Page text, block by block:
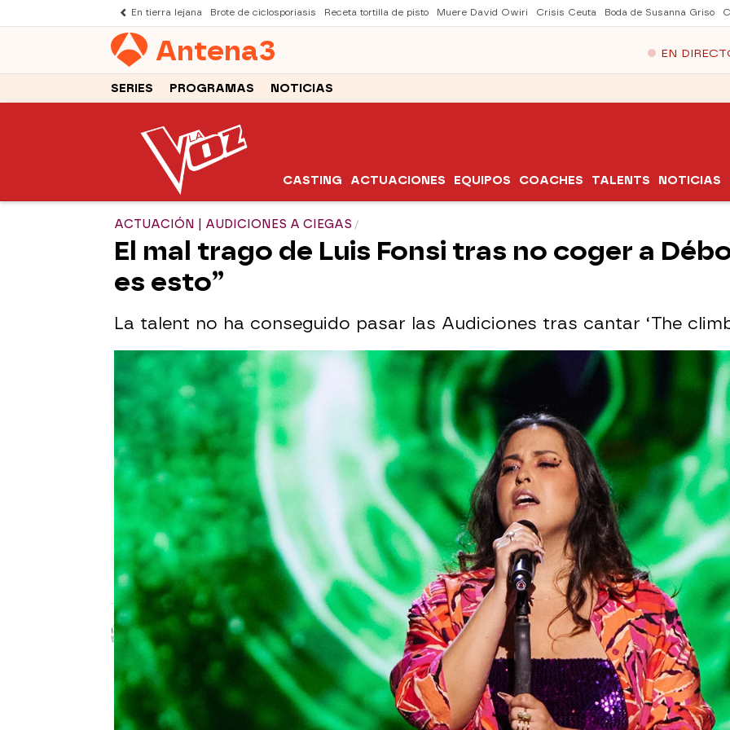
En tierra lejana Brote de ciclosporiasis Receta tortilla de pisto Muere David Owiri Crisis Ceuta Boda de Susanna Griso
Antena3 EN
SERIES PROGRAMAS NOTICIAS
CASTING ACTUACIONES EQUIPOS COACHES TALENTS NOTICIAS
ACTUACIÓN | AUDICIONES A CIEGAS
El mal trago de Luis Fonsi tras no coger a
es esto”
La talent no ha conseguido pasar las Audiciones tras cantar ‘The
Celia Gil
Publicado: 27 de septiembre de 2024, 23:19
WhatsappFacebook
X
Para Débora
no es la primera en La Voz. Nuestra siguiente
talent se presentó al concurso en Portugal en el año 2014 sin